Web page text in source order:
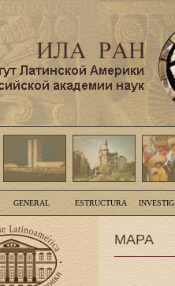
GENERAL ESTRUCTURA
MAPA